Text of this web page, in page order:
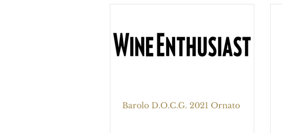
Barolo D.O.C.G. 2021 Ornato